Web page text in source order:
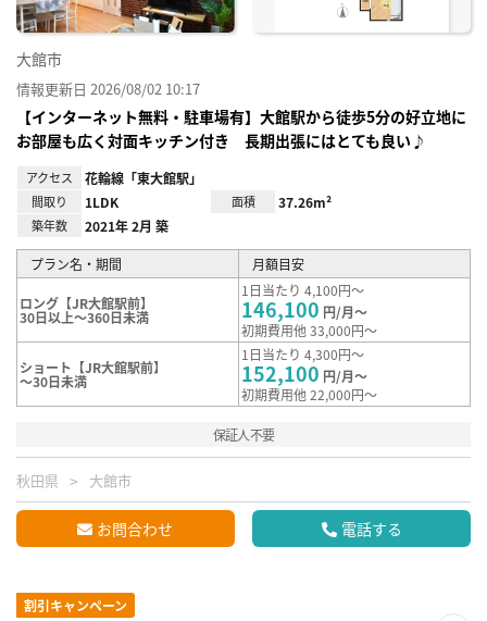
大館市
情報更新日 2026/08/02 10:17
【インターネット無料・駐車場有】大館駅から徒歩5分の好立地に
お部屋も広く対面キッチン付き 長期出張にはとても良い♪
アクセス 花輪線「東大館駅」
間取り 1LDK 面積 37.26m²
築年数 2021年 2月 築
プラン名・期間 月額目安
ロング【JR大館駅前】
30日以上～360日未満
1日当たり 4,100円～
146,100 円/月～
初期費用他 33,000円～
ショート【JR大館駅前】
～30日未満
1日当たり 4,300円～
152,100 円/月～
初期費用他 22,000円～
保証人不要
秋田県 大館市
お問合わせ 電話する
割引キャンペーン